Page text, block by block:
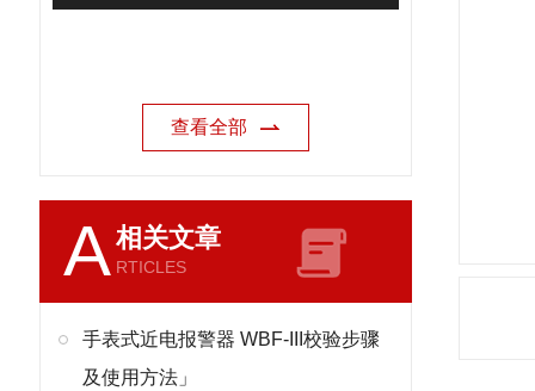
查看全部
A相关文章
RTICLES
手表式近电报警器 WBF-III校验步骤
及使用方法」